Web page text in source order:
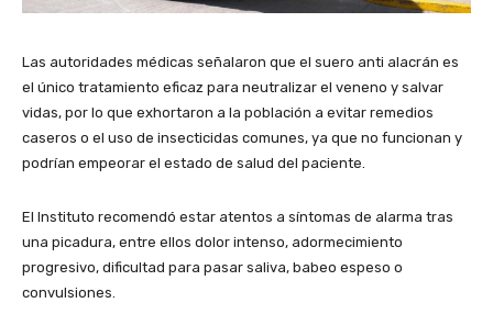
Las autoridades médicas señalaron que el suero anti alacrán es
el único tratamiento eficaz para neutralizar el veneno y salvar
vidas, por lo que exhortaron a la población a evitar remedios
caseros o el uso de insecticidas comunes, ya que no funcionan y
podrían empeorar el estado de salud del paciente.
El Instituto recomendó estar atentos a síntomas de alarma tras
una picadura, entre ellos dolor intenso, adormecimiento
progresivo, dificultad para pasar saliva, babeo espeso o
convulsiones.